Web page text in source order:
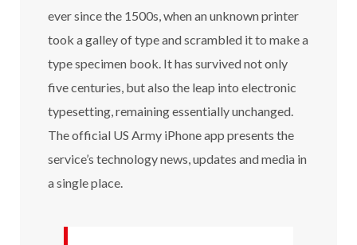
ever since the 1500s, when an unknown printer
took a galley of type and scrambled it to make a
type specimen book. It has survived not only
five centuries, but also the leap into electronic
typesetting, remaining essentially unchanged.
The official US Army iPhone app presents the
service’s technology news, updates and media in
a single place.